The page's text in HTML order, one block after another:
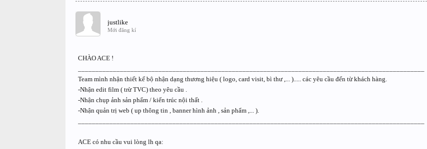
justlike
Mới đăng kí
CHÀO ACE !
Team mình nhận thiết kế bộ nhận dạng thương hiệu ( logo, card visit, bì thư ,... )..... các yêu cầu đến từ khách hàng.
-Nhận edit film ( trừ TVC) theo yêu cầu .
-Nhận chụp ảnh sản phẩm / kiến trúc nội thất .
-Nhận quản trị web ( up thông tin , banner hình ảnh , sản phẩm ,... ).
ACE có nhu cầu vui lòng lh qa: